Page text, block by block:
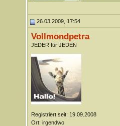
26.03.2009, 17:54
Vollmondpetra
JEDER für JEDEN
Registriert seit: 19.09.2008
Ort: irgendwo